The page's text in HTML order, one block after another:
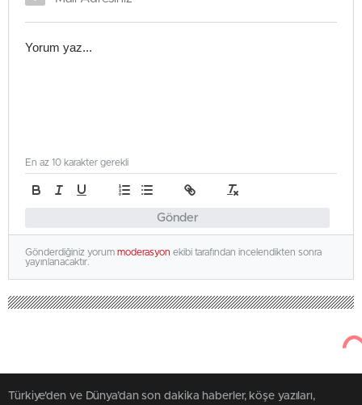
Gönder
En az 10 karakter gerekli
Gönderdiğiniz yorum moderasyon ekibi tarafından incelendikten sonra
yayınlanacaktır.
Türkiye'den ve Dünya’dan son dakika haberler, köşe yazıları,